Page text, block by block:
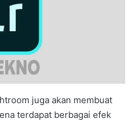
juga akan membuat
terdapat berbagai efek